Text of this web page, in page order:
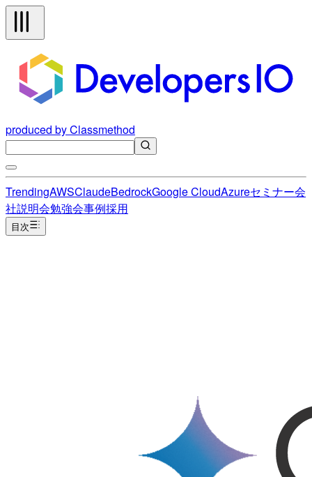
produced by Classmethod
TrendingAWSClaudeBedrockGoogle CloudAzureセミナー会
社説明会勉強会事例採用
目次